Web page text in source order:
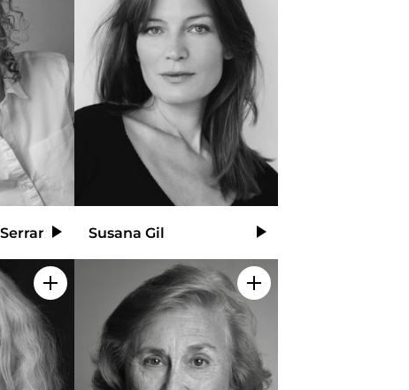
VideoSusana Gil Video
Añadir a mi selección Añadir a mi selección